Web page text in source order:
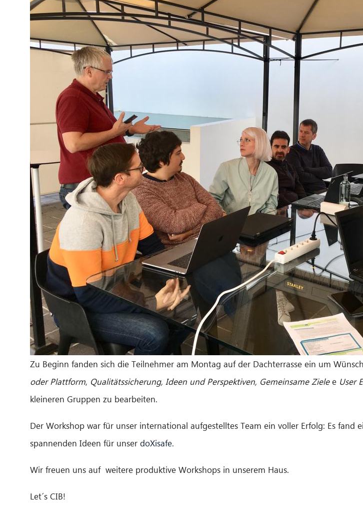
Zu Beginn fanden sich die Teilnehmer am Montag auf der Dachterrasse ein um
oder Plattform, Qualitätssicherung, Ideen und Perspektiven, Gemeinsame Zielee User
kleineren Gruppen zu bearbeiten.
Der Workshop war für unser international aufgestelltes Team ein voller Erfolg: Es fand
spannenden Ideen für unser doXisafe.
Wir freuen uns auf weitere produktive Workshops in unserem Haus.
Let´s CIB!